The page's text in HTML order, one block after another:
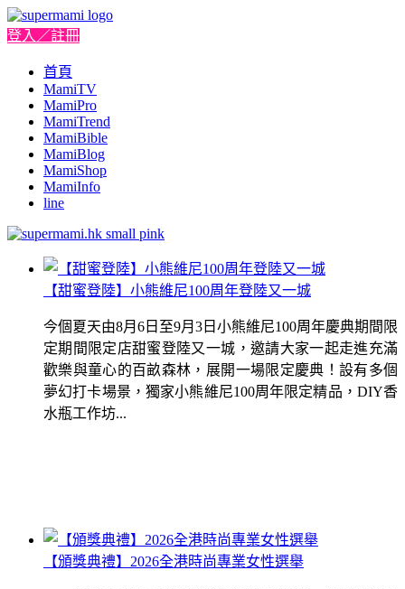
登入／註冊
首頁
MamiTV
MamiPro
MamiTrend
MamiBible
MamiBlog
MamiShop
MamiInfo
line
【甜蜜登陸】小熊維尼100周年登陸又一城
今個夏天由8月6日至9月3日小熊維尼100周年慶典期間限
定期間限定店甜蜜登陸又一城，邀請大家一起走進充滿
歡樂與童心的百畝森林，展開一場限定慶典！設有多個
夢幻打卡場景，獨家小熊維尼100周年限定精品，DIY香
水瓶工作坊...
【頒獎典禮】2026全港時尚專業女性選舉